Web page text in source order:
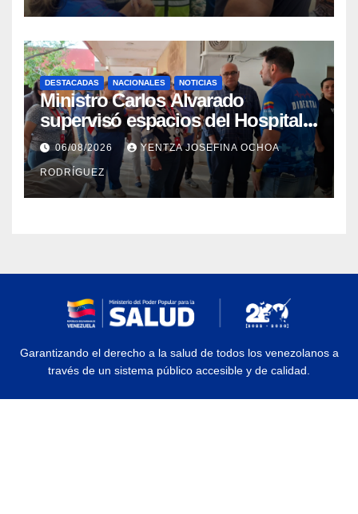
DESTACADAS NACIONALES NOTICIAS
Ministro Carlos Alvarado
supervisó espacios del Hospital
Dermatológico Dr. Martín Vegas
en La Guaira
06/08/2026 YENTZA JOSEFINA OCHOA
RODRÍGUEZ
Garantizando el derecho a la salud de todos los venezolanos a
través de un sistema público accesible y de calidad.